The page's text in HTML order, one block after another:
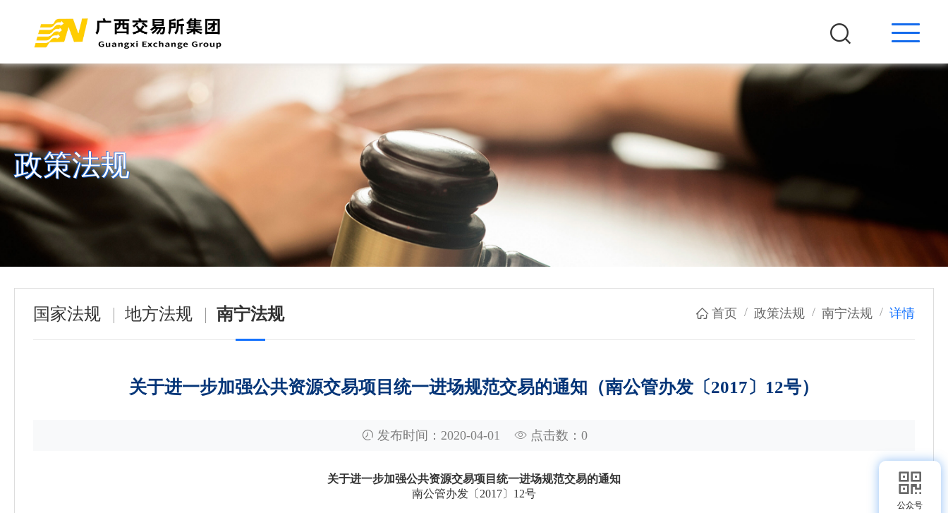
政策法规
首页 政策法规 南宁法规 详情
国家法规 地方法规 南宁法规
关于进一步加强公共资源交易项目统一进场规范交易的通知（南公管办发〔2017〕12号）
发布时间：2020-04-01 点击数： 0
关于进一步加强公共资源交易项目统一进场规范交易的通知
南公管办发〔 2017〕 12号
公众号